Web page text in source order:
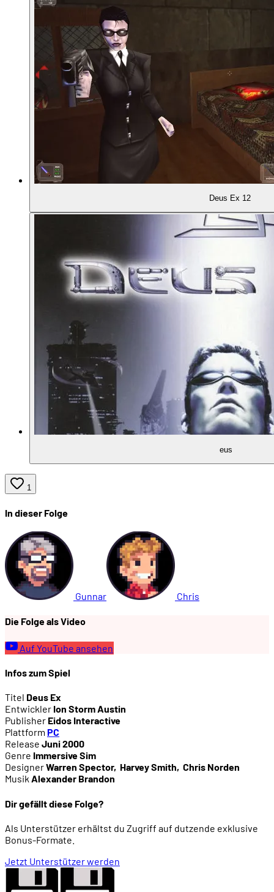
Deus Ex 12
eus
1
In dieser Folge
Gunnar Chris
Die Folge als Video
Auf YouTube ansehen
Infos zum Spiel
Titel Deus Ex
Entwickler Ion Storm Austin
Publisher Eidos Interactive
Plattform PC
Release Juni 2000
Genre Immersive Sim
DesignerWarren Spector, Harvey Smith, Chris Norden
Musik Alexander Brandon
Dir gefällt diese Folge?
Als Unterstützer erhältst du Zugriff auf dutzende exklusive
Bonus-Formate.
Jetzt Unterstützer werden